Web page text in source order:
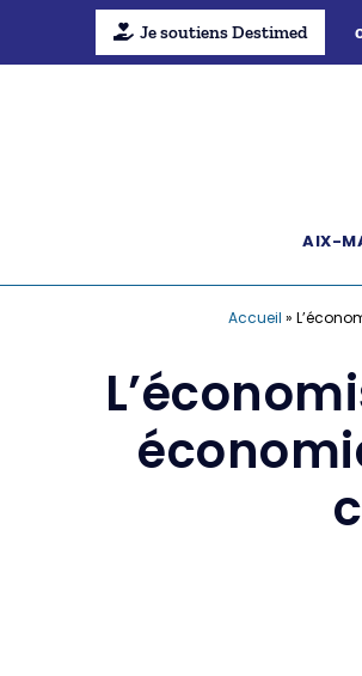
Je soutiens Destimed
AIX-
Accueil »